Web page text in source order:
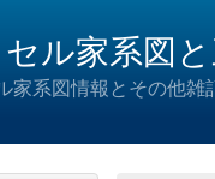
ル家系図
家系図情報とその他雑